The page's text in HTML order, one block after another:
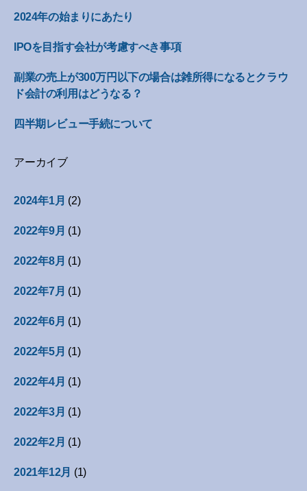
2024年の始まりにあたり
IPOを目指す会社が考慮すべき事項
副業の売上が300万円以下の場合は雑所得になるとクラウ
ド会計の利用はどうなる？
四半期レビュー手続について
アーカイブ
2024年1月 (2)
2022年9月 (1)
2022年8月 (1)
2022年7月 (1)
2022年6月 (1)
2022年5月 (1)
2022年4月 (1)
2022年3月 (1)
2022年2月 (1)
2021年12月 (1)